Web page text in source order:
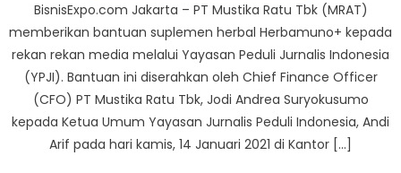
dan
Premier
BisnisExpo.com Jakarta – PT Mustika Ratu Tbk (MRAT)
memberikan bantuan suplemen herbal Herbamuno+ kepada
rekan rekan media melalui Yayasan Peduli Jurnalis Indonesia
(YPJI). Bantuan ini diserahkan oleh Chief Finance Officer
(CFO) PT Mustika Ratu Tbk, Jodi Andrea Suryokusumo
kepada Ketua Umum Yayasan Jurnalis Peduli Indonesia, Andi
Arif pada hari kamis, 14 Januari 2021 di Kantor […]